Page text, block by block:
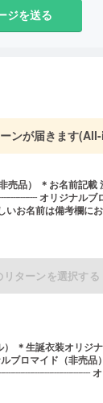
ジを送る
ンが届きます
注意事項
リジナルブロ
いお名前は備考欄に
リターンを選択する
ッ
載して欲しいお名前